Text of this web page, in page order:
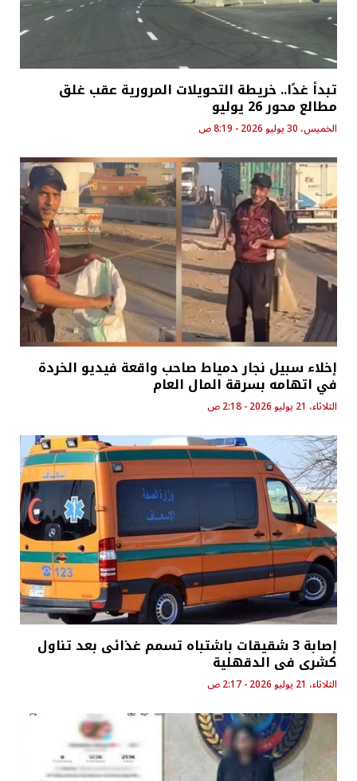
تبدأ غدًا.. خريطة التحويلات المرورية عقب غلق
مطالع محور 26 يوليو
الخميس، 30 يوليو 2026 - 8:19 ص
إخلاء سبيل نجار دمياط صاحب واقعة فيديو الخردة
في اتهامه بسرقة المال العام
الثلاثاء، 21 يوليو 2026 - 2:18 ص
إصابة 3 شقيقات باشتباه تسمم غذائى بعد تناول
كشرى فى الدقهلية
الثلاثاء، 21 يوليو 2026 - 2:17 ص